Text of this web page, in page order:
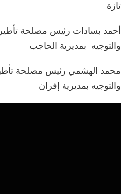
تازة
أحمد بسادات رئيس مصلحة تأطير
والتوجيه بمديرية الحاجب
محمد الهشمي رئيس مصلحة
والتوجيه بمديرية إفران